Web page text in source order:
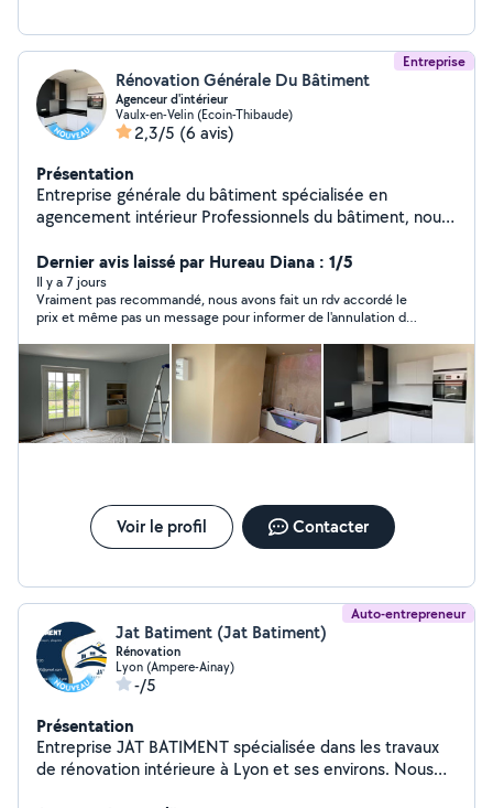
Entreprise
Rénovation Générale Du Bâtiment
Agenceur d'intérieur
Vaulx-en-Velin (Ecoin-Thibaude)
2,3/5 (6 avis)
Présentation
Entreprise générale du bâtiment spécialisée en
agencement intérieur Professionnels du bâtiment, nous
rénovation et d'aménagement intérieur. Nous
intervenons avec sérieux et savoir-faire pour vos travaux
de second œuvre, notamment : - Pose de cloisons et
de plafonds - Plâtrerie et enduits - Peinture intérieure -
Pose de revêtements de sols et murs - Montage et
installation de meubles - Création de rangements sur
mesure - Aménagement de cuisines, salles de bains et
dressing - Travaux de finition et rénovation intérieure À
l'écoute de vos besoins, nous vous proposons un travail
travaux, nous étudions votre projet avec attention et
vous garantissons une intervention propre et
professionnelle.
Dernier avis laissé par Hureau Diana : 1/5
Il y a 7 jours
Vraiment pas recommandé, nous avons fait un rdv accordé le
prix et même pas un message pour informer de l'annulation du
Voir le profil Contacter
Auto-entrepreneur
Jat Batiment (Jat Batiment)
Rénovation
Lyon (Ampere-Ainay)
-/5
Présentation
Entreprise JAT BATIMENT spécialisée dans les travaux
de rénovation intérieure à Lyon et ses environs. Nous